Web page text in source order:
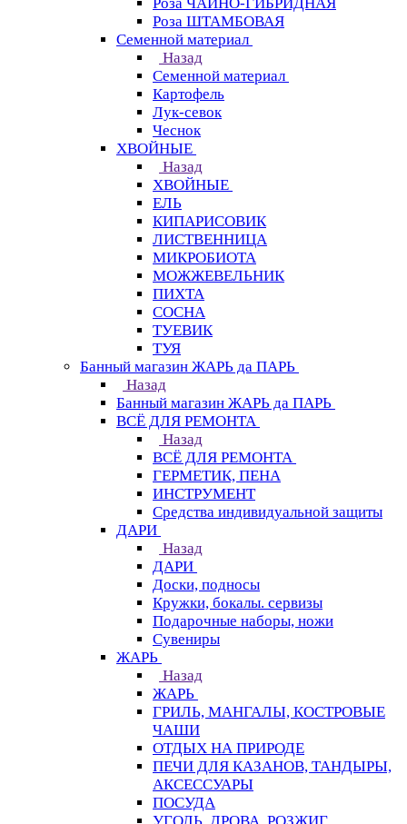
Роза ШТАМБОВАЯ
Семенной материал
Назад
Семенной материал
Картофель
Лук-севок
Чеснок
ХВОЙНЫЕ
Назад
ХВОЙНЫЕ
ЕЛЬ
КИПАРИСОВИК
ЛИСТВЕННИЦА
МИКРОБИОТА
МОЖЖЕВЕЛЬНИК
ПИХТА
СОСНА
ТУЕВИК
ТУЯ
Банный магазин ЖАРЬ да ПАРЬ
Назад
Банный магазин ЖАРЬ да ПАРЬ
ВСЁ ДЛЯ РЕМОНТА
Назад
ВСЁ ДЛЯ РЕМОНТА
ГЕРМЕТИК, ПЕНА
ИНСТРУМЕНТ
Средства индивидуальной защиты
ДАРИ
Назад
ДАРИ
Доски, подносы
Кружки, бокалы. сервизы
Подарочные наборы, ножи
Сувениры
ЖАРЬ
Назад
ЖАРЬ
ГРИЛЬ, МАНГАЛЫ, КОСТРОВЫЕ
ЧАШИ
ОТДЫХ НА ПРИРОДЕ
ПЕЧИ ДЛЯ КАЗАНОВ, ТАНДЫРЫ,
АКСЕССУАРЫ
ПОСУДА